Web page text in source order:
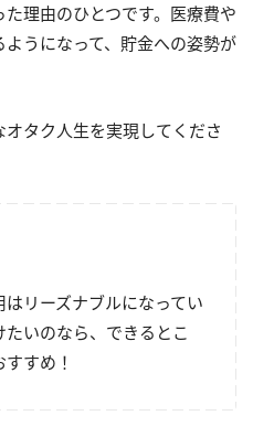
理由のひとつです。医療費や
うになって、貯金への姿勢が
タク人生を実現してくださ
リーズナブルになってい
いのなら、できるとこ
すめ！